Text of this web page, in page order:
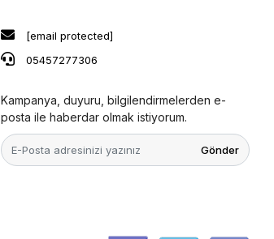
[email protected]
05457277306
Kampanya, duyuru, bilgilendirmelerden e-
posta ile haberdar olmak istiyorum.
Gönder